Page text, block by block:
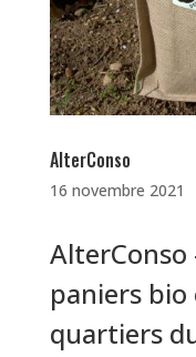
AlterConso
16 novembre 2021
AlterConso
paniers bio
quartiers